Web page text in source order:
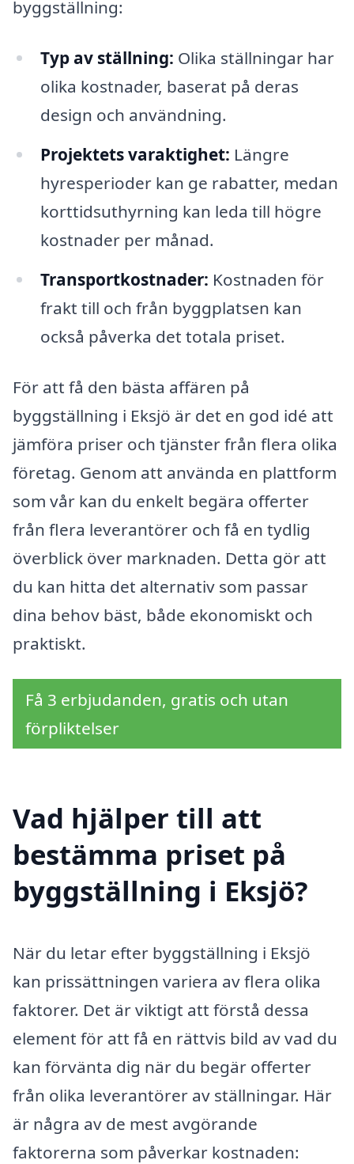
byggställning:
Typ av ställning: Olika ställningar har
olika kostnader, baserat på deras
design och användning.
Projektets varaktighet: Längre
hyresperioder kan ge rabatter, medan
korttidsuthyrning kan leda till högre
kostnader per månad.
Transportkostnader: Kostnaden för
frakt till och från byggplatsen kan
också påverka det totala priset.
För att få den bästa affären på
byggställning i Eksjö är det en god idé att
jämföra priser och tjänster från flera olika
företag. Genom att använda en plattform
som vår kan du enkelt begära offerter
från flera leverantörer och få en tydlig
överblick över marknaden. Detta gör att
du kan hitta det alternativ som passar
dina behov bäst, både ekonomiskt och
praktiskt.
Få 3 erbjudanden, gratis och utan
förpliktelser
Vad hjälper till att
bestämma priset på
byggställning i Eksjö?
När du letar efter byggställning i Eksjö
kan prissättningen variera av flera olika
faktorer. Det är viktigt att förstå dessa
element för att få en rättvis bild av vad du
kan förvänta dig när du begär offerter
från olika leverantörer av ställningar. Här
är några av de mest avgörande
faktorerna som påverkar kostnaden: